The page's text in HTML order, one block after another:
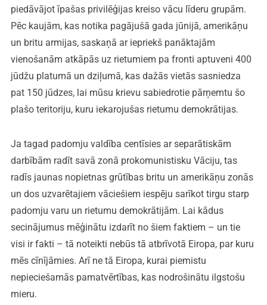
piedāvājot īpašas privilēģijas kreiso vācu līderu grupām.
Pēc kaujām, kas notika pagājušā gada jūnijā, amerikāņu
un britu armijas, saskaņā ar iepriekš panāktajām
vienošanām atkāpās uz rietumiem pa fronti aptuveni 400
jūdžu platumā un dziļumā, kas dažās vietās sasniedza
pat 150 jūdzes, lai mūsu krievu sabiedrotie pārņemtu šo
plašo teritoriju, kuru iekarojušas rietumu demokrātijas.
Ja tagad padomju valdība centīsies ar separātiskām
darbībām radīt savā zonā prokomunistisku Vāciju, tas
radīs jaunas nopietnas grūtības britu un amerikāņu zonās
un dos uzvarētajiem vāciešiem iespēju sarīkot tirgu starp
padomju varu un rietumu demokrātijām. Lai kādus
secinājumus mēģinātu izdarīt no šiem faktiem – un tie
visi ir fakti – tā noteikti nebūs tā atbrīvotā Eiropa, par kuru
mēs cīnījāmies. Arī ne tā Eiropa, kurai piemistu
nepieciešamās pamatvērtības, kas nodrošinātu ilgstošu
mieru.